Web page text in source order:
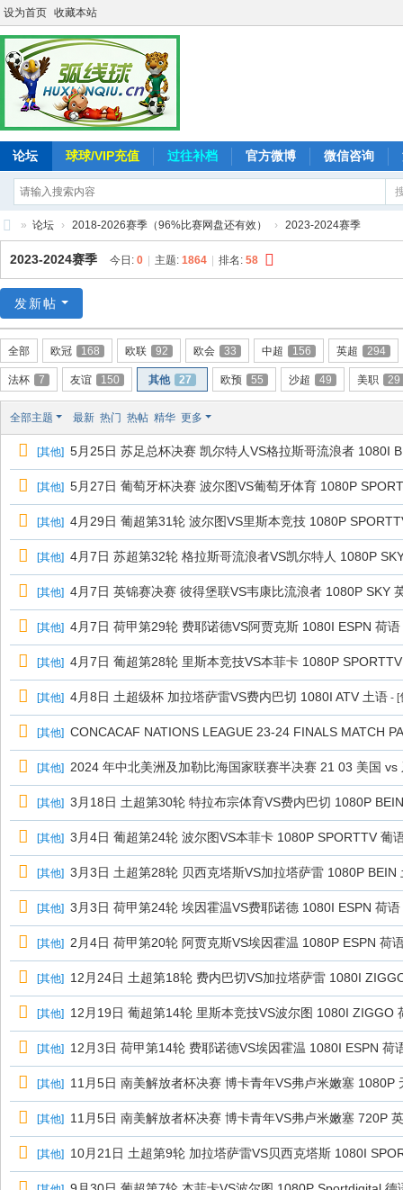
设为首页 收藏本站
论坛 球球/VIP充值 过往补档 官方微博 微信咨询
弧
线
-
追
求
致
» 论坛 › 2018-2026赛季（96%比赛网盘还有效） › 2023-2024赛季
2023-2024赛季 今日: 0 主题: 1864 排名: 58
发新帖
全部 欧冠 168 欧联 92 欧会 33 中超 156 英超 294
法杯 7 友谊 150 其他 27 欧预 55 沙超 49 美职 29
全部主题 最新 热门 热帖 精华 更多
[其他] 5月25日 苏足总杯决赛 凯尔特人VS格拉斯哥流浪者 1080I
[其他] 5月27日 葡萄牙杯决赛 波尔图VS葡萄牙体育 1080P
[其他] 4月29日 葡超第31轮 波尔图VS里斯本竞技 1080P
[其他] 4月7日 苏超第32轮 格拉斯哥流浪者VS凯尔特人 1080P
[其他] 4月7日 英锦赛决赛 彼得堡联VS韦康比流浪者 1080P SKY
[其他] 4月7日 荷甲第29轮 费耶诺德VS阿贾克斯 1080I ESPN 荷语
[其他] 4月7日 葡超第28轮 里斯本竞技VS本菲卡 1080P
[其他] 4月8日 土超级杯 加拉塔萨雷VS费内巴切 1080I ATV 土语 - [
[其他] CONCACAF NATIONS LEAGUE 23-24 FINALS MATCH
[其他] 2024 年中北美洲及加勒比海国家联赛半决赛 21 03 美国 vs
[其他] 3月18日 土超第30轮 特拉布宗体育VS费内巴切 1080P
[其他] 3月4日 葡超第24轮 波尔图VS本菲卡 1080P SPORTTV 葡
[其他] 3月3日 土超第28轮 贝西克塔斯VS加拉塔萨雷 1080P BEIN
[其他] 3月3日 荷甲第24轮 埃因霍温VS费耶诺德 1080I ESPN 荷
[其他] 2月4日 荷甲第20轮 阿贾克斯VS埃因霍温 1080P ESPN 荷
[其他] 12月24日 土超第18轮 费内巴切VS加拉塔萨雷 1080I
[其他] 12月19日 葡超第14轮 里斯本竞技VS波尔图 1080I ZIGGO
[其他] 12月3日 荷甲第14轮 费耶诺德VS埃因霍温 1080I ESPN 荷
[其他] 11月5日 南美解放者杯决赛 博卡青年VS弗卢米嫩塞 1080P
[其他] 11月5日 南美解放者杯决赛 博卡青年VS弗卢米嫩塞 720P
[其他] 10月21日 土超第9轮 加拉塔萨雷VS贝西克塔斯 1080I